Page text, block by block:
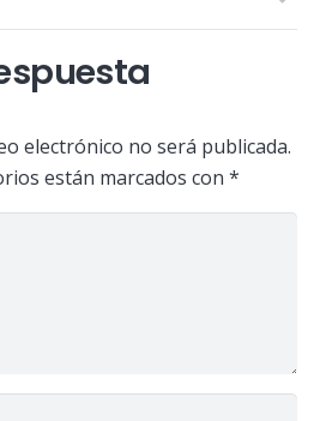
electrónico no será publicada.
están marcados con *